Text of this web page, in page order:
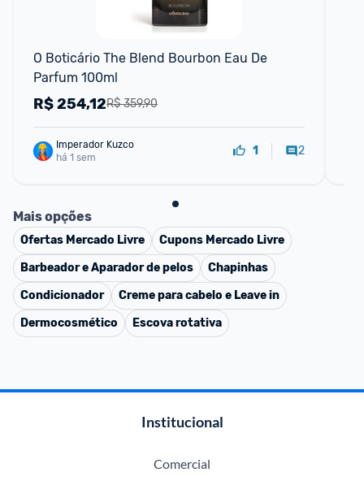
O Boticário The Blend Bourbon Eau De
Parfum 100ml
R$ 359,90
R$254,12
Imperador Kuzco
há 1 sem
1 2
Mais opções
Ofertas Mercado Livre Cupons Mercado Livre
Barbeador e Aparador de pelos
Chapinhas
Condicionador
Creme para cabelo e Leave in
Dermocosmético
Escova rotativa
Institucional
Comercial